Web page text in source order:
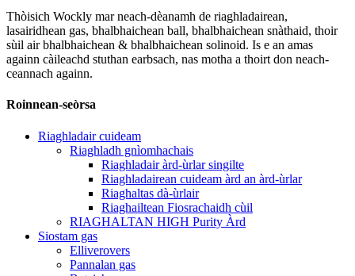
Thòisich Wockly mar neach-dèanamh de riaghladairean,
lasairidhean gas, bhalbhaichean ball, bhalbhaichean snàthaid, thoir
sùil air bhalbhaichean & bhalbhaichean solinoid. Is e an amas
againn càileachd stuthan earbsach, nas motha a thoirt don neach-
ceannach againn.
Roinnean-seòrsa
Riaghladair cuideam
Riaghladh gnìomhachais
Riaghladair àrd-ùrlar singilte
Riaghladairean cuideam àrd an àrd-ùrlar
Riaghaltas dà-ùrlair
Riaghailtean Fiosrachaidh cùil
RIAGHALTAN HIGH Purity Àrd
Siostam gas
Elliverovers
Pannalan gas